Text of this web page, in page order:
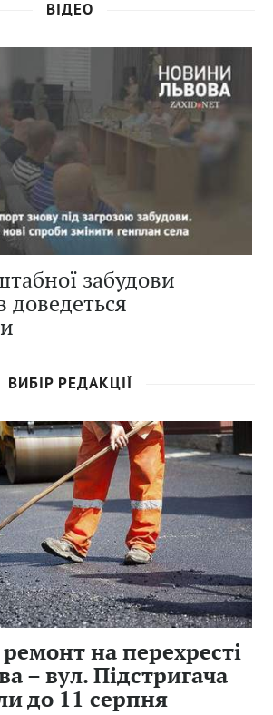
ВІДЕО
забудови
доведеться
ВИБІР РЕДАКЦІЇ
на перехресті
– вул. Підстригача
до 11 серпня